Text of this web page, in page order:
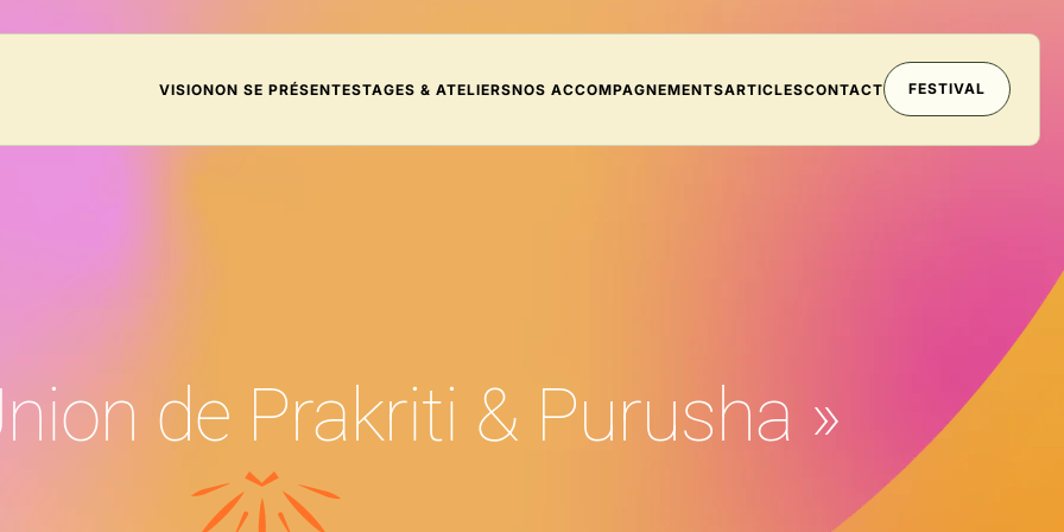
VISIONON SE PRÉSENTESTAGES & ATELIERSNOS ACCOMPAGNEMENTSARTICLESCONTACT FESTIVAL
de Prakriti & Purusha »